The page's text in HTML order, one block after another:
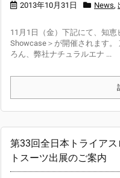
2013年10月31日 News,
11月1日（金）下記にて、知
Showcase＞が開催されます
ろん、弊社ナチュラルエナ ...
第33回全日本トライア
トスーツ出展のご案内